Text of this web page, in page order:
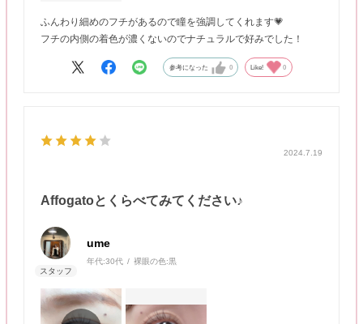
ふんわり細めのフチがあるので瞳を強調してくれます💗
フチの内側の着色が濃くないのでナチュラルで好みでした！
参考になった 0 Like! 0
2024.7.19
Affogatoとくらべてみてください♪
ume
年代:30代 裸眼の色:黒